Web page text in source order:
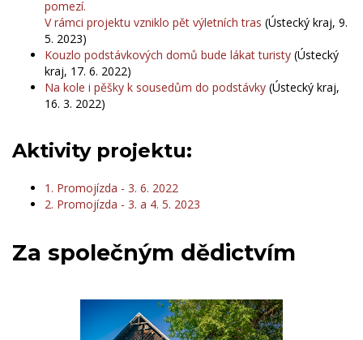
pomezí.
V rámci projektu vzniklo pět výletních tras (Ústecký kraj, 9.
5. 2023)
Kouzlo podstávkových domů bude lákat turisty (Ústecký
kraj, 17. 6. 2022)
Na kole i pěšky k sousedům do podstávky (Ústecký kraj,
16. 3. 2022)
Aktivity projektu:
1. Promojízda - 3. 6. 2022
2. Promojízda - 3. a 4. 5. 2023
Za společným dědictvím